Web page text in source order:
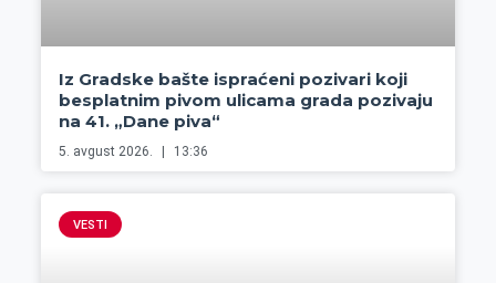
Iz Gradske bašte ispraćeni pozivari koji
besplatnim pivom ulicama grada pozivaju
na 41. „Dane piva“
5. avgust 2026. 13:36
VESTI